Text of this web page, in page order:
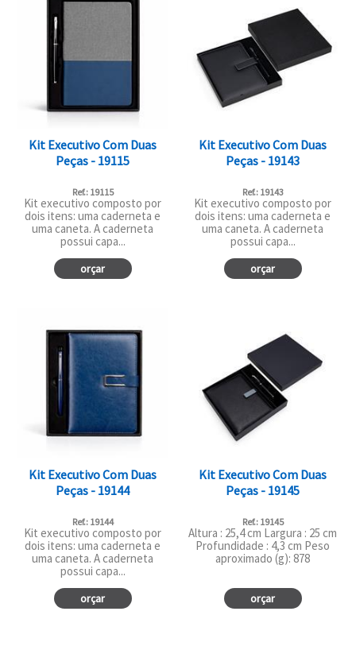
Kit Executivo Com Duas
Peças - 19115
Ref.: 19115
Kit executivo composto por
dois itens: uma caderneta e
uma caneta. A caderneta
possui capa...
orçar
Kit Executivo Com Duas
Peças - 19143
Ref.: 19143
Kit executivo composto por
dois itens: uma caderneta e
uma caneta. A caderneta
possui capa...
orçar
Kit Executivo Com Duas
Peças - 19144
Ref.: 19144
Kit executivo composto por
dois itens: uma caderneta e
uma caneta. A caderneta
possui capa...
orçar
Kit Executivo Com Duas
Peças - 19145
Ref.: 19145
Altura : 25,4 cm Largura : 25 cm
Profundidade : 4,3 cm Peso
aproximado (g): 878
orçar